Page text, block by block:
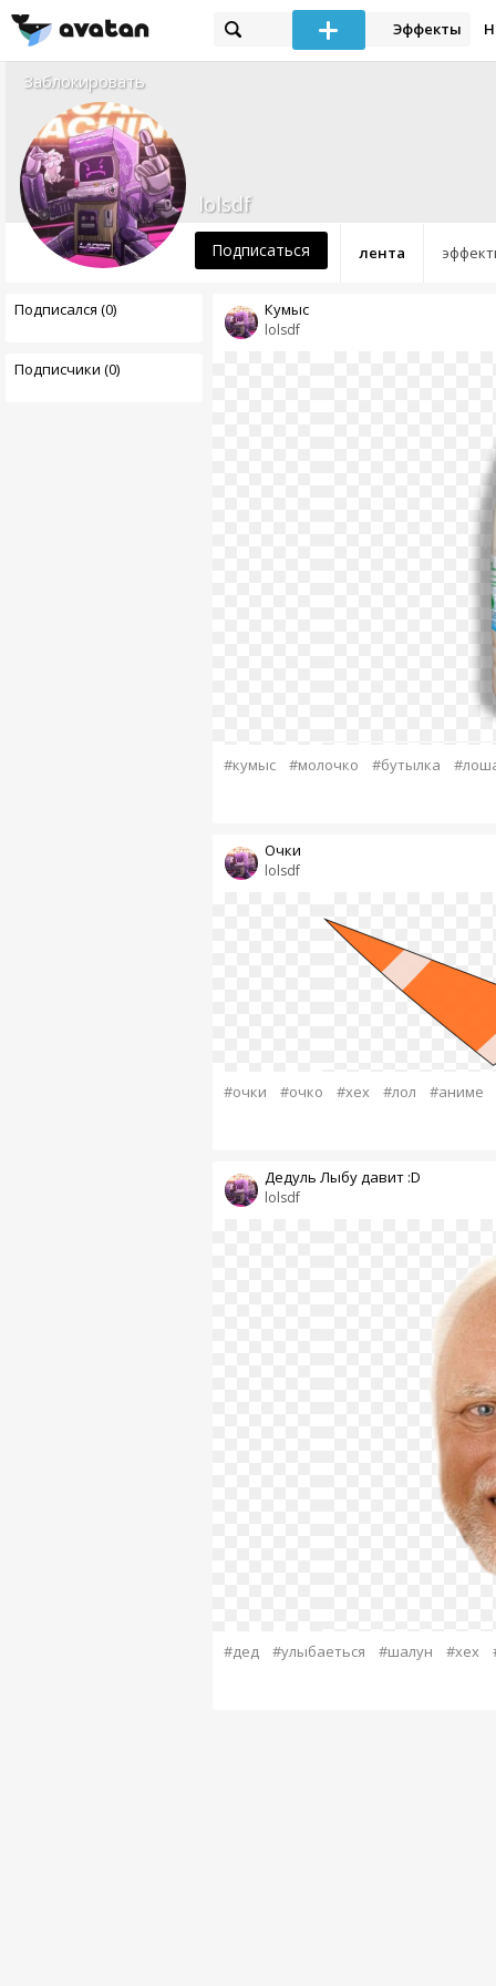
Эффекты
Заблокировать
лента
lolsdf
Подписаться
Подписался (0)
Подписчики (0)
lolsdf
Кумыс
#кумыс #молочко #бутылка
lolsdf
Очки
#очки #очко #хех #лол #аниме
lolsdf
Дедуль Лыбу давит :D
#дед #улыбаеться #шалун #хех